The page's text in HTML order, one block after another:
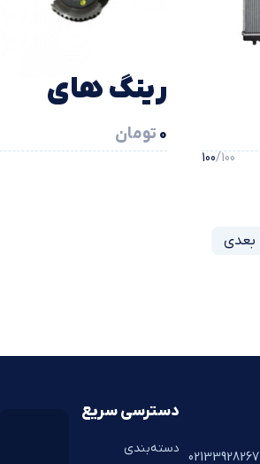
100/100
رينگ هاي
0 تومان
←
دسترسی سریع
دسته‌بندی